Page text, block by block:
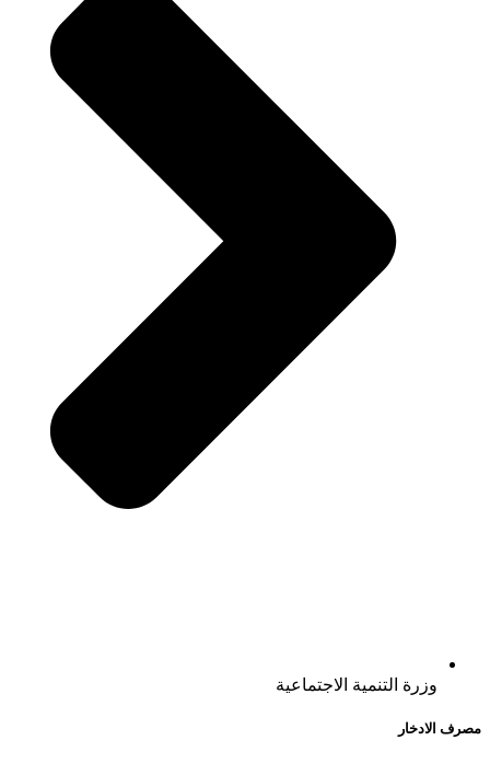
وزرة التنمية الاجتماعية
مصرف الادخار